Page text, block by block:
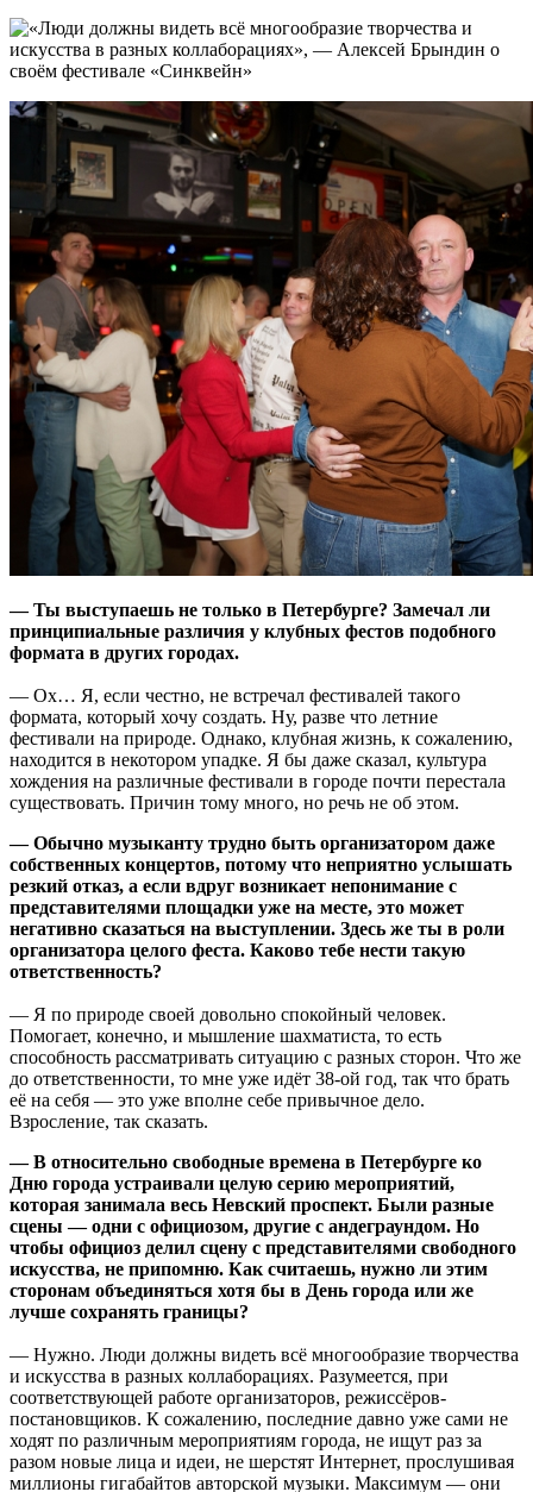
— Ты выступаешь не только в Петербурге? Замечал ли
принципиальные различия у клубных фестов подобного
формата в других городах.
— Ох… Я, если честно, не встречал фестивалей такого
формата, который хочу создать. Ну, разве что летние
фестивали на природе. Однако, клубная жизнь, к сожалению,
находится в некотором упадке. Я бы даже сказал, культура
хождения на различные фестивали в городе почти перестала
существовать. Причин тому много, но речь не об этом.
— Обычно музыканту трудно быть организатором даже
собственных концертов, потому что неприятно услышать
резкий отказ, а если вдруг возникает непонимание с
представителями площадки уже на месте, это может
негативно сказаться на выступлении. Здесь же ты в роли
организатора целого феста. Каково тебе нести такую
ответственность?
— Я по природе своей довольно спокойный человек.
Помогает, конечно, и мышление шахматиста, то есть
способность рассматривать ситуацию с разных сторон. Что же
до ответственности, то мне уже идёт 38-ой год, так что брать
её на себя — это уже вполне себе привычное дело.
Взросление, так сказать.
— В относительно свободные времена в Петербурге ко
Дню города устраивали целую серию мероприятий,
которая занимала весь Невский проспект. Были разные
сцены — одни с официозом, другие с андеграундом. Но
чтобы официоз делил сцену с представителями свободного
искусства, не припомню. Как считаешь, нужно ли этим
сторонам объединяться хотя бы в День города или же
лучше сохранять границы?
— Нужно. Люди должны видеть всё многообразие творчества
и искусства в разных коллаборациях. Разумеется, при
соответствующей работе организаторов, режиссёров-
постановщиков. К сожалению, последние давно уже сами не
ходят по различным мероприятиям города, не ищут раз за
разом новые лица и идеи, не шерстят Интернет, прослушивая
миллионы гигабайтов авторской музыки. Максимум — они